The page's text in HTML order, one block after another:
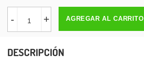
- + AGREGAR AL CARRITO
DESCRIPCIÓN